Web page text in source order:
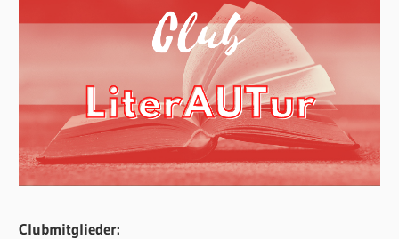
Clubmitglieder: